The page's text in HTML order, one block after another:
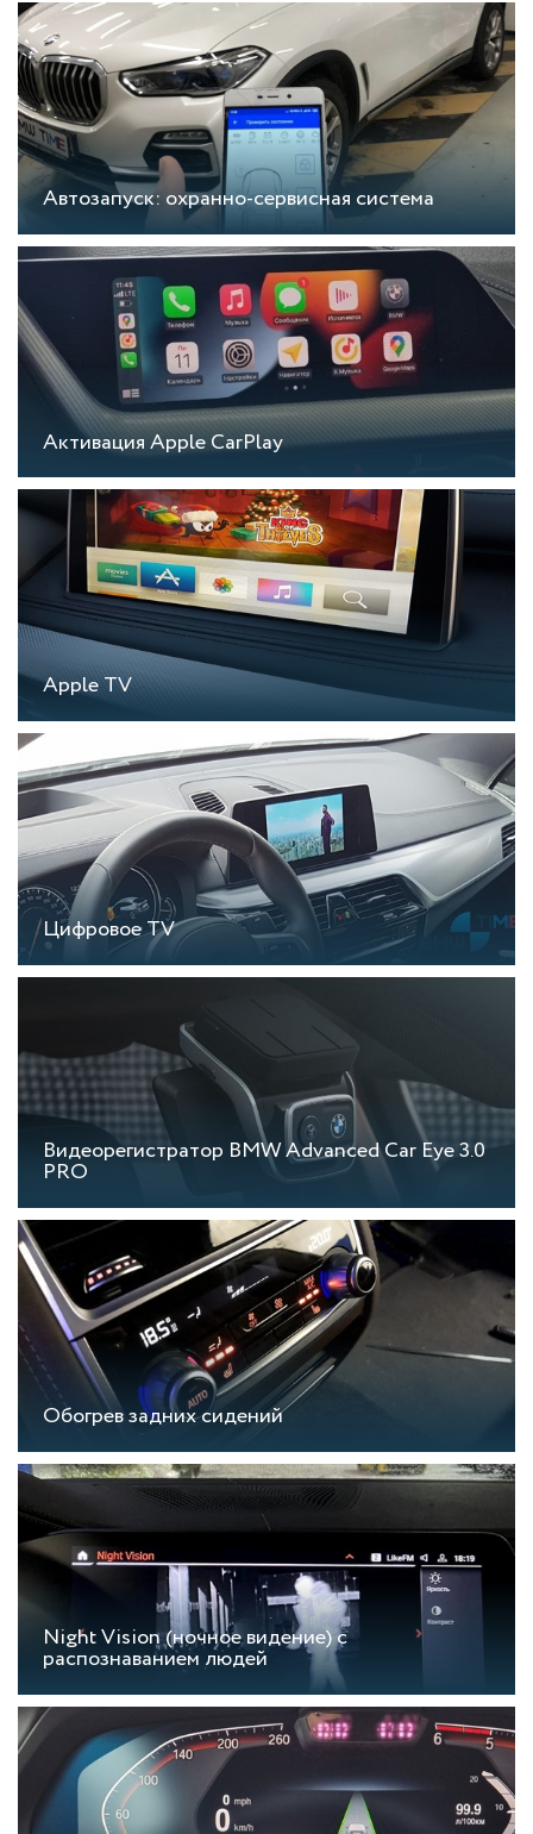
Автозапуск: охранно-сервисная система
Активация Apple CarPlay
Apple TV
Цифровое TV
Видеорегистратор BMW Advanced Car Eye 3.0
PRO
Обогрев задних сидений
Night Vision (ночное видение) с
распознаванием людей